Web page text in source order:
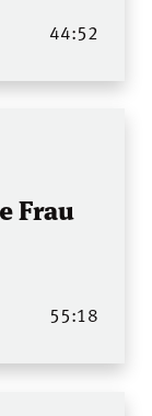
44:52
Frau
55:18